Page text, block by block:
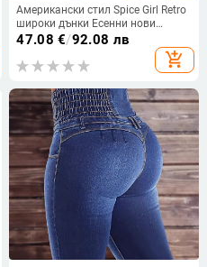
Американски стил Spice Girl Retro
широки дънки Есенни нови
свободни дънки Свободни
47.08 €/92.08 лв
add_shopping_cart